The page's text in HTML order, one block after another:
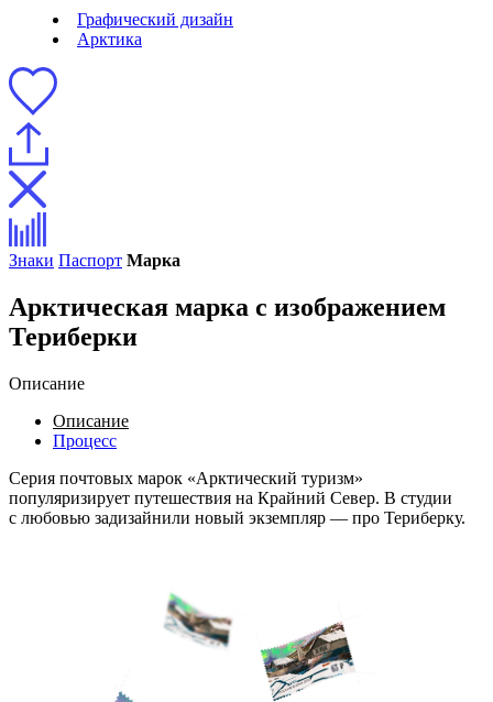
Графический дизайн
Арктика
Знаки Паспорт Марка
Арктическая марка с изображением
Териберки
Описание
Описание
Процесс
Серия почтовых марок «Арктический туризм»
популяризирует путешествия на Крайний Север. В студии
с любовью задизайнили новый экземпляр — про Териберку.